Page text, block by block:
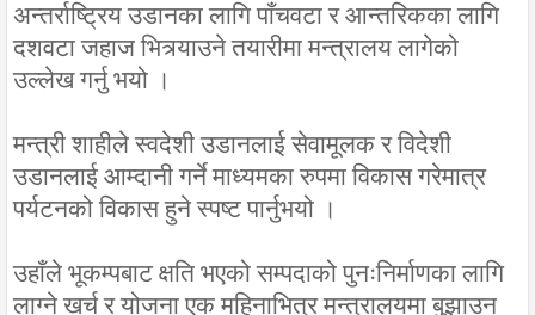
अन्तर्राष्ट्रिय उडानका लागि पाँचवटा र आन्तरिकका लागि
दशवटा जहाज भित्र्याउने तयारीमा मन्त्रालय लागेको
उल्लेख गर्नु भयो ।
मन्त्री शाहीले स्वदेशी उडानलाई सेवामूलक र विदेशी
उडानलाई आम्दानी गर्ने माध्यमका रुपमा विकास गरेमात्र
पर्यटनको विकास हुने स्पष्ट पार्नुभयो ।
उहाँले भूकम्पबाट क्षति भएको सम्पदाको पुनःनिर्माणका लागि
लाग्ने खर्च र योजना एक महिनाभित्र मन्त्रालयमा बुझाउन